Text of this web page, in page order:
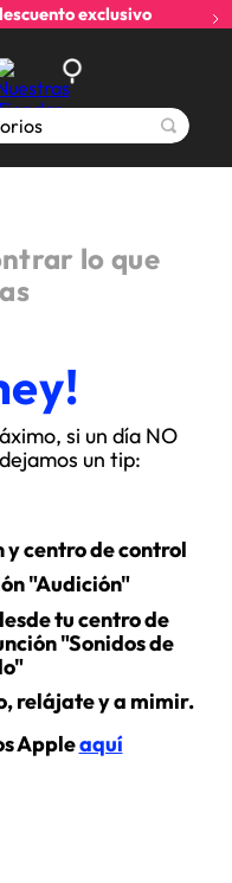
exclusivo
lo que
si un día NO
un tip:
centro de control
"Audición"
tu centro de
"Sonidos de
relájate y a mimir.
Appleaquí